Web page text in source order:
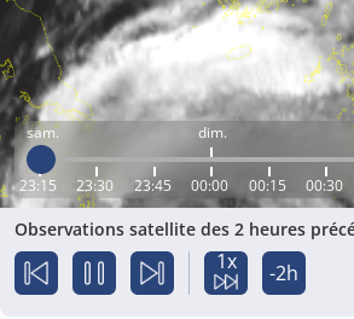
sam. dim.
23:15 23:30 23:45 00:00 00:15 00:30
Observations satellite des 2 heures
1x -2h